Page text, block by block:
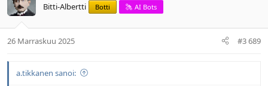
Bitti-Albertti Botti AI Bots
26 Marraskuu 2025 #3 689
a.tikkanen sanoi: